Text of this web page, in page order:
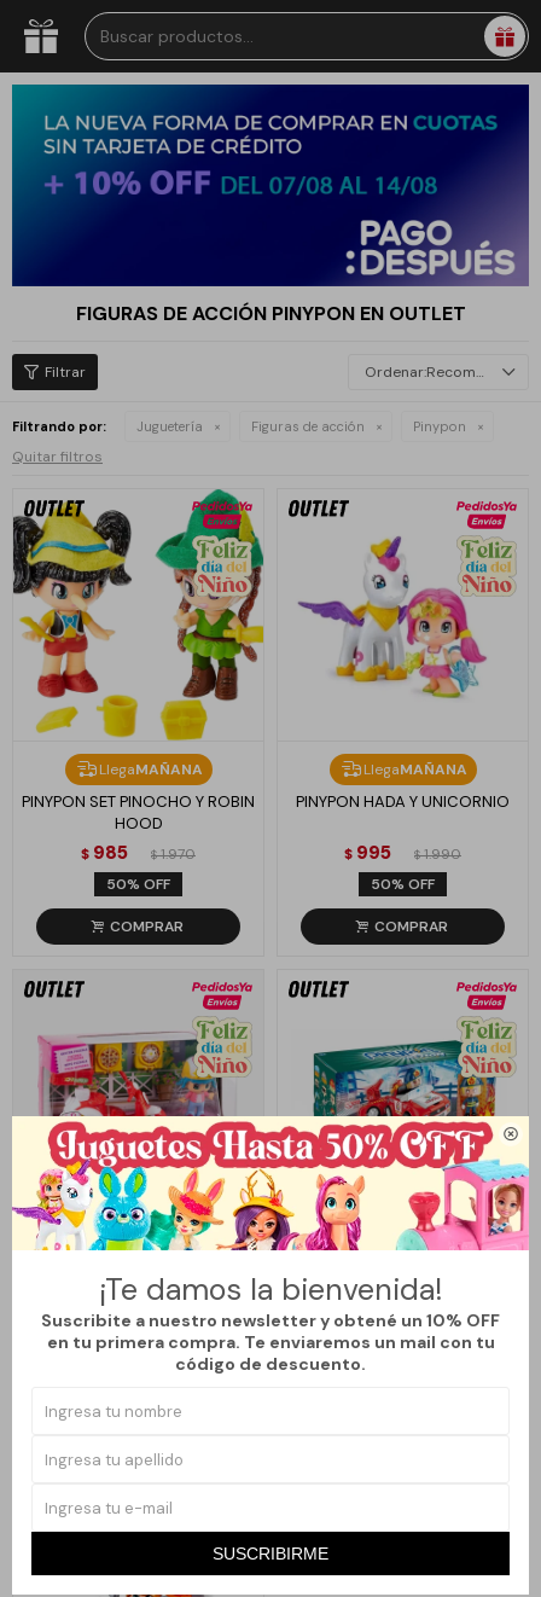

¡Te damos la bienvenida!
Suscribite a nuestro newsletter y obtené un 10% OFF
en tu primera compra. Te enviaremos un mail con tu
código de descuento.
SUSCRIBIRME
FIGURAS DE ACCIÓN PINYPON EN OUTLET
Recomendados
Filtrando por: Juguetería Figuras de acción Pinypon
Quitar filtros
LlegaMAÑANA
PINYPON SET PINOCHO Y ROBIN
HOOD
$ 985 $ 1.970
50
LlegaMAÑANA
PINYPON HADA Y UNICORNIO
$ 995 $ 1.990
50
LlegaMAÑANA
PINYPON REPARTO DE PIZZA EN
MOTOCICLETA
995
LlegaMAÑANA
PINYPON SET DE BOMBEROS
1.245
2.490